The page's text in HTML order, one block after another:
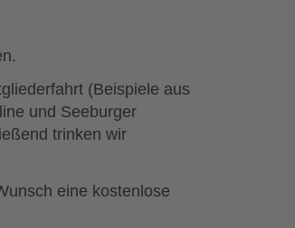
(Beispiele aus
und Seeburger
trinken wir
eine kostenlose